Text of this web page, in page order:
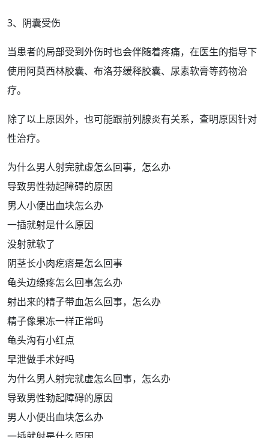
3、阴囊受伤
当患者的局部受到外伤时也会伴随着疼痛，在医生的指导下
使用阿莫西林胶囊、布洛芬缓释胶囊、尿素软膏等药物治
疗。
除了以上原因外，也可能跟前列腺炎有关系，查明原因针对
性治疗。
为什么男人射完就虚怎么回事，怎么办
导致男性勃起障碍的原因
男人小便出血块怎么办
一插就射是什么原因
没射就软了
阴茎长小肉疙瘩是怎么回事
龟头边缘疼怎么回事怎么办
射出来的精子带血怎么回事，怎么办
精子像果冻一样正常吗
龟头沟有小红点
早泄做手术好吗
为什么男人射完就虚怎么回事，怎么办
导致男性勃起障碍的原因
男人小便出血块怎么办